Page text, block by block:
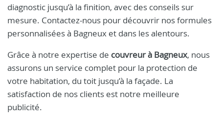
diagnostic jusqu’à la finition, avec des conseils sur
mesure. Contactez-nous pour découvrir nos formules
personnalisées à Bagneux et dans les alentours.
Grâce à notre expertise de couvreur à Bagneux, nous
assurons un service complet pour la protection de
votre habitation, du toit jusqu’à la façade. La
satisfaction de nos clients est notre meilleure
publicité.